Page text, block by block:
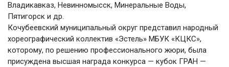
Владикавказ, Невинномысск, Минеральные Воды,
Пятигорск и др.
Кочубеевский муниципальный округ представил народный
хореографический коллектив «Эстель» МБУК «КЦКС»,
которому, по решению профессионального жюри, была
присуждена высшая награда конкурса — кубок ГРАН —